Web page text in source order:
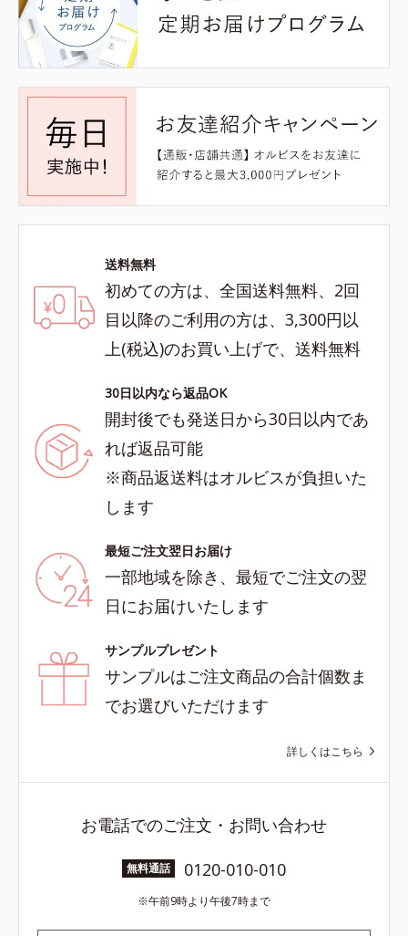
送料無料
初めての方は、全国送料無料、2回
目以降のご利用の方は、3,300円以
上(税込)のお買い上げで、送料無料
30日以内なら返品OK
開封後でも発送日から30日以内であ
れば返品可能
※商品返送料はオルビスが負担いた
します
最短ご注文翌日お届け
一部地域を除き、最短でご注文の翌
日にお届けいたします
サンプルプレゼント
サンプルはご注文商品の合計個数ま
でお選びいただけます
詳しくはこちら
お電話でのご注文・お問い合わせ
無料通話 0120-010-010
午前9時より午後7時まで